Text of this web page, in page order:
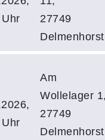
27749
Am
Wollelager
27749